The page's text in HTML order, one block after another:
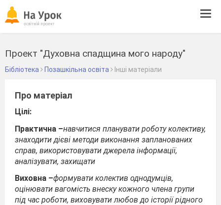
Проект "Духовна спадщина мого народу"
Бібліотека Позашкільна освіта Інші матеріали
Про матеріал
Цілі:
Практична –навчитися планувати роботу колективу,
знаходити дієві методи виконання запланованих
справ, використовувати джерела інформації,
аналізувати, захищати
Виховна –формувати колектив однодумців,
оцінювати вагомість внеску кожного члена групи
під час роботи, виховувати любов до історії рідного